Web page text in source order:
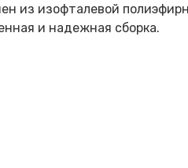
из изофталевой
и надежная сборка.